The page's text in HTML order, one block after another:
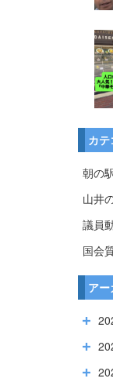
カ
朝の
山井
議員
国会
ア